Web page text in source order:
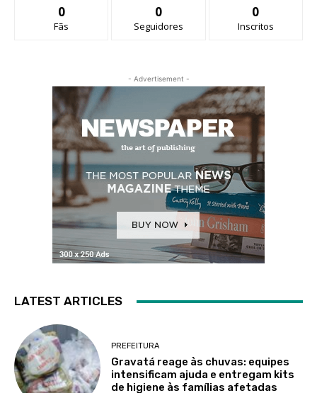
0
Fãs
0
Seguidores
0
Inscritos
- Advertisement -
LATEST ARTICLES
PREFEITURA
Gravatá reage às chuvas: equipes
intensificam ajuda e entregam kits
de higiene às famílias afetadas